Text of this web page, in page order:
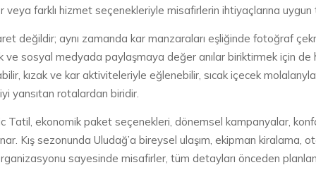
veya farklı hizmet seçenekleriyle misafirlerin ihtiyaçlarına
değildir; aynı zamanda kar manzaraları eşliğinde fotoğraf
ve sosyal medyada paylaşmaya değer anılar biriktirmek için de
kızak ve kar aktiviteleriyle eğlenebilir, sıcak içecek
yansıtan rotalardan biridir.
Tatil, ekonomik paket seçenekleri, dönemsel kampanyalar,
Kış sezonunda Uludağ’a bireysel ulaşım, ekipman kiralama,
sayesinde misafirler, tüm detayları önceden